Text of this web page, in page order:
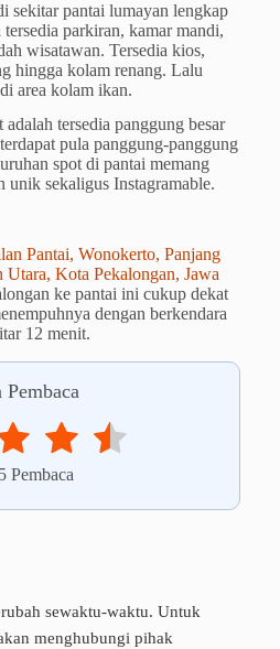
sekitar pantai lumayan lengkap
parkiran, kamar mandi,
wisatawan. Tersedia kios,
hingga kolam renang. Lalu
area kolam ikan.
tersedia panggung besar
pula panggung-panggung
spot di pantai memang
unik sekaligus Instagramable.
Pantai, Wonokerto, Panjang
Utara, Kota Pekalongan, Jawa
ke pantai ini cukup dekat
dengan berkendara
12 menit.
Pembaca
Pembaca
sewaktu-waktu. Untuk
menghubungi pihak